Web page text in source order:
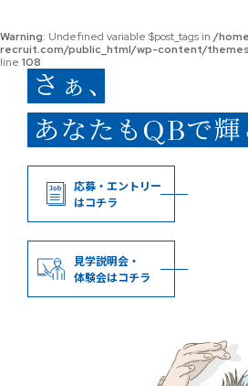
Warning: Undefined variable $post_tags in /
recruit.com/public_html/wp-content/
line 108
応募・エントリー
はコチラ
見学説明会・
体験会はコチラ